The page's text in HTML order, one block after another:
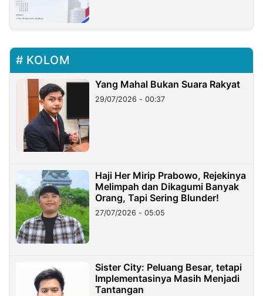
KOLOM
Yang Mahal Bukan Suara Rakyat
29/07/2026 - 00:37
Haji Her Mirip Prabowo, Rejekinya
Melimpah dan Dikagumi Banyak
Orang, Tapi Sering Blunder!
27/07/2026 - 05:05
Sister City: Peluang Besar, tetapi
Implementasinya Masih Menjadi
Tantangan